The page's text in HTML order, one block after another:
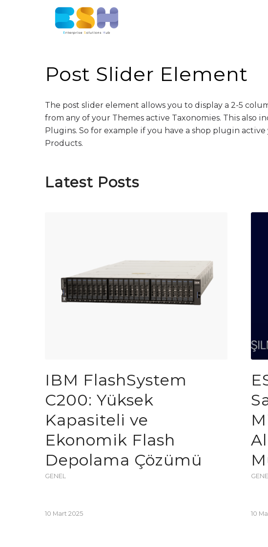
Post Slider Element
The post slider element allows you to display a 2-5
from any of your Themes active Taxonomies. This also
Plugins. So for example if you have a shop plugin
Products.
Latest Posts
IBM FlashSystem
C200: Yüksek
Kapasiteli ve
Ekonomik Flash
Depolama Çözümü
GENEL
10 Mart 2025 10